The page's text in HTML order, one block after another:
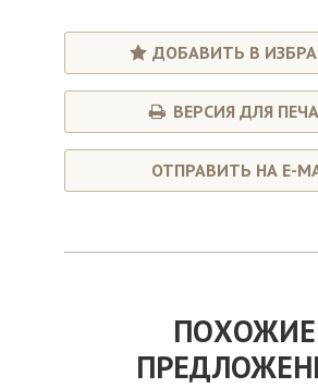
ДОБАВИТЬ В
ВЕРСИЯ ДЛЯ
ОТПРАВИТЬ НА E-
ПОХОЖИЕ